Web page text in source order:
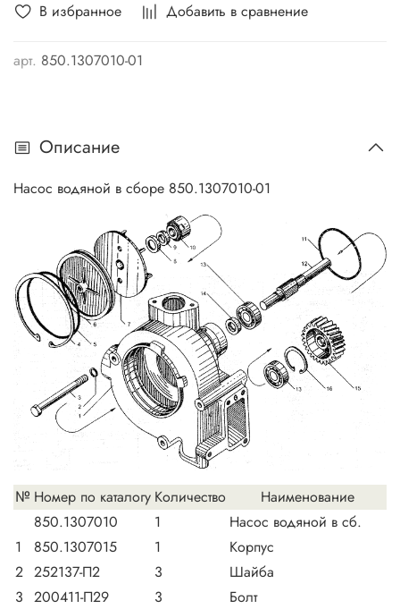
В избранное Добавить в сравнение
арт. 850.1307010-01
Описание
Насос водяной в сборе 850.1307010-01
№ Номер по каталогу Количество
Наименование
850.1307010
1
Насос водяной в сб.
1
850.1307015 1
Корпус
2 252137-П2 3
Шайба
3 200411-П29 3
Болт